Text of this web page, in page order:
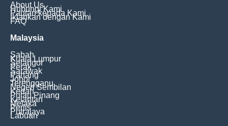
About Us
Hubungi Kami
Pautan kepada Kami
Iklankan dengan Kami
FAQ
Malaysia
Sabah
Kuala Lumpur
Selangor
Perak
Sarawak
Pahang
Johor
Terengganu
Negeri Sembilan
Kedah
Pulau Pinang
Kelantan
Melaka
Perlis
Putrajaya
Labuan